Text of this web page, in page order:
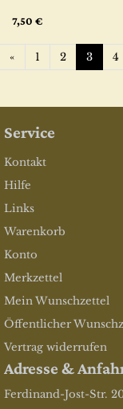
7,50 €
« Zurück
1 2 3 4
Service
Kontakt
Hilfe
Links
Warenkorb
Konto
Merkzettel
Mein Wunschzettel
Öffentlicher
Vertrag widerrufen
Adresse &
Ferdinand-Jost-Str.